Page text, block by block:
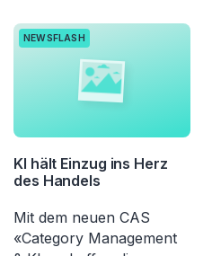
NEWSFLASH
KI hält Einzug ins Herz
des Handels
Mit dem neuen CAS
«Category Management